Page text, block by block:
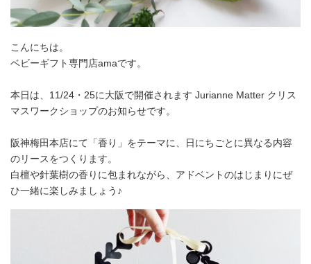
こんにちは。
ベビーギフト専門店amaです。
本日は、11/24・25に大阪で開催されます Jurianne Matter クリス
マスワークショップのお知らせです。
阪神梅田本店にて「香り」をテーマに、日にちごとに異なる内容
のリースをつくります。
白檀や針葉樹の香りに包まれながら、アドベントのはじまりにぜ
ひ一緒に楽しみましょう♪